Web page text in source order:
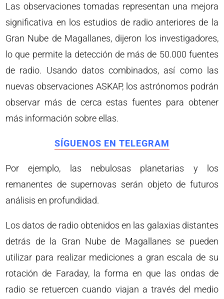
Las observaciones tomadas representan una mejora
significativa en los estudios de radio anteriores de la
Gran Nube de Magallanes, dijeron los investigadores,
lo que permite la detección de más de 50.000 fuentes
de radio. Usando datos combinados, así como las
nuevas observaciones ASKAP, los astrónomos podrán
observar más de cerca estas fuentes para obtener
más información sobre ellas.
SÍGUENOS EN TELEGRAM
Por ejemplo, las nebulosas planetarias y los
remanentes de supernovas serán objeto de futuros
análisis en profundidad.
Los datos de radio obtenidos en las galaxias distantes
detrás de la Gran Nube de Magallanes se pueden
utilizar para realizar mediciones a gran escala de su
rotación de Faraday, la forma en que las ondas de
radio se retuercen cuando viajan a través del medio